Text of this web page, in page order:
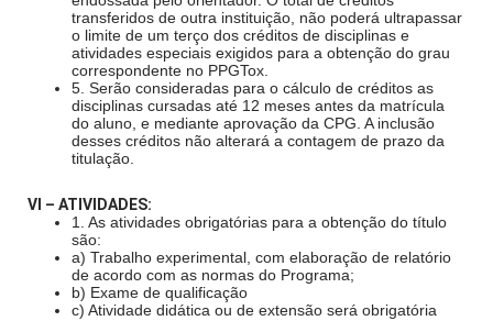
transferidos de outra instituição, não poderá ultrapassar
o limite de um terço dos créditos de disciplinas e
atividades especiais exigidos para a obtenção do grau
correspondente no PPGTox.
5. Serão consideradas para o cálculo de créditos as
disciplinas cursadas até 12 meses antes da matrícula
do aluno, e mediante aprovação da CPG. A inclusão
desses créditos não alterará a contagem de prazo da
titulação.
VI – ATIVIDADES:
1. As atividades obrigatórias para a obtenção do título
são:
a) Trabalho experimental, com elaboração de relatório
de acordo com as normas do Programa;
b) Exame de qualificação
c) Atividade didática ou de extensão será obrigatória